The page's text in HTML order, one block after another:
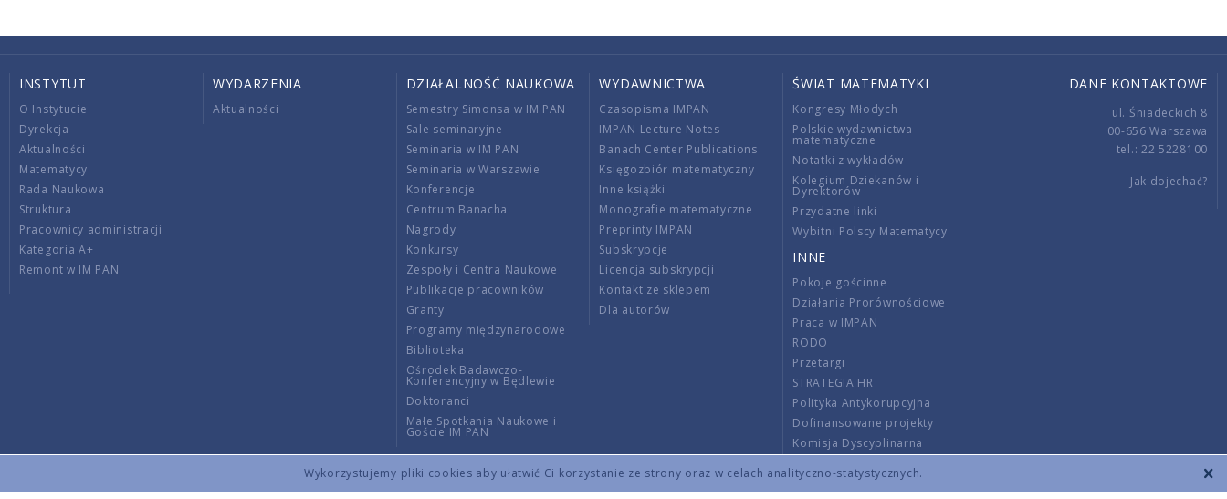
Wykorzystujemy pliki cookies aby ułatwić Ci korzystanie ze strony oraz w celach analityczno-statystycznych.
INSTYTUT
O Instytucie
Dyrekcja
Aktualności
Matematycy
Rada Naukowa
Struktura
Pracownicy administracji
Kategoria A+
Remont w IM PAN
WYDARZENIA
Aktualności
DZIAŁALNOŚĆ NAUKOWA
Semestry Simonsa w IM PAN
Sale seminaryjne
Seminaria w IM PAN
Seminaria w Warszawie
Konferencje
Centrum Banacha
Nagrody
Konkursy
Zespoły i Centra Naukowe
Publikacje pracowników
Granty
Programy międzynarodowe
Biblioteka
Ośrodek Badawczo-
Konferencyjny w Będlewie
Doktoranci
Małe Spotkania Naukowe i
Goście IM PAN
WYDAWNICTWA
Czasopisma IMPAN
IMPAN Lecture Notes
Banach Center Publications
Księgozbiór matematyczny
Inne książki
Monografie matematyczne
Preprinty IMPAN
Subskrypcje
Licencja subskrypcji
Kontakt ze sklepem
Dla autorów
ŚWIAT MATEMATYKI
Kongresy Młodych
Polskie wydawnictwa
matematyczne
Notatki z wykładów
Kolegium Dziekanów i
Dyrektorów
Przydatne linki
Wybitni Polscy Matematycy
INNE
Pokoje gościnne
Działania Prorównościowe
Praca w IMPAN
RODO
Przetargi
STRATEGIA HR
Polityka Antykorupcyjna
Dofinansowane projekty
Komisja Dyscyplinarna
Wnoszenie opłat
DANE KONTAKTOWE
ul. Śniadeckich 8
00-656 Warszawa
tel.: 22 5228100
Jak dojechać?